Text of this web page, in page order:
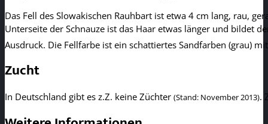
Das Fell des Slowakischen Rauhbart ist etwa 4 cm lang, rau,
Unterseite der Schnauze ist das Haar etwas länger und bildet
Ausdruck. Die Fellfarbe ist ein schattiertes Sandfarben (grau)
Zucht
In Deutschland gibt es z.Z. keine Züchter (Stand: November 2013).